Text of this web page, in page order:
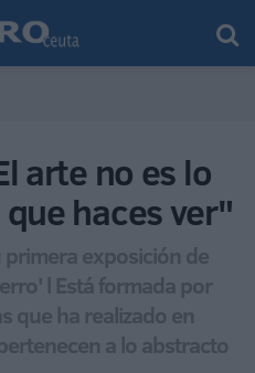
arte no es lo
haces ver"
exposición de
l Está formada por
que ha realizado en
a lo abstracto